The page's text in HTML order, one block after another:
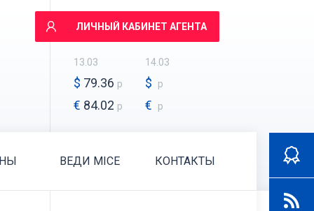
ЛИЧНЫЙ КАБИНЕТ АГЕНТА
13.03
$ 79.36 р
€ 84.02 р
14.03
$ р
€ р
ВЕДИ MICE КОНТАКТЫ